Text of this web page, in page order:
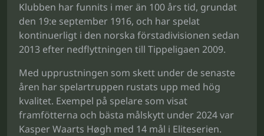
Klubben har funnits i mer än 100 års tid, grundat
den 19:e september 1916, och har spelat
kontinuerligt i den norska förstadivisionen sedan
2013 efter nedflyttningen till Tippeligaen 2009.
Med upprustningen som skett under de senaste
åren har spelartruppen rustats upp med hög
kvalitet. Exempel på spelare som visat
framfötterna och bästa målskytt under 2024 var
Kasper Waarts Høgh med 14 mål i Eliteserien.